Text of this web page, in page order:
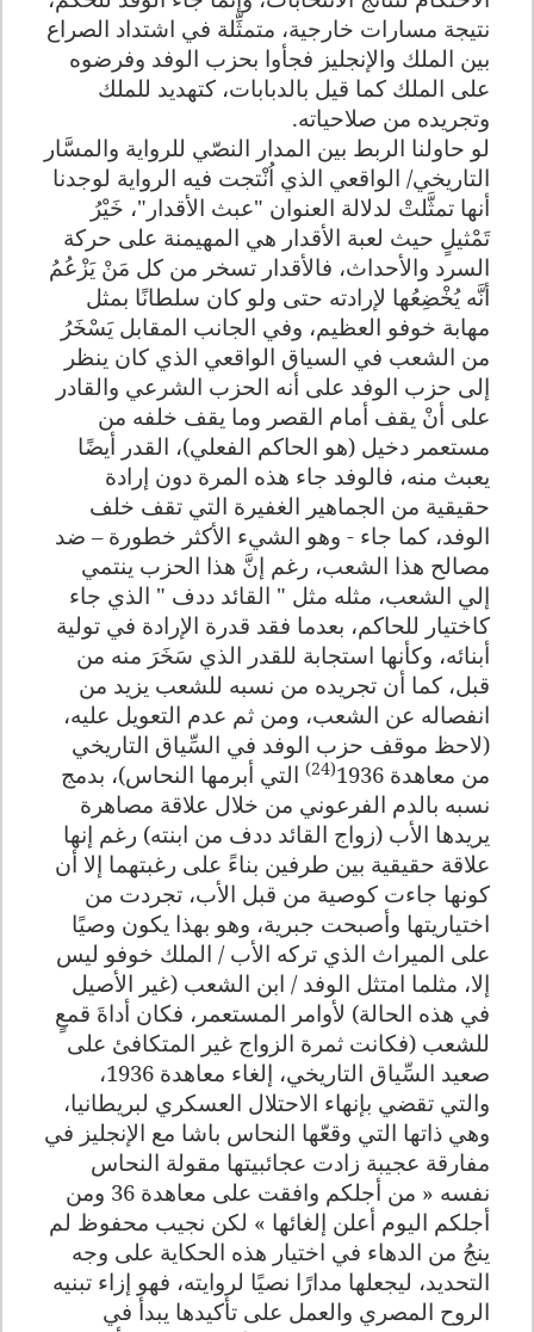
نتيجة مسارات خارجية، متمثِّلة في اشتداد الصراع
بين الملك والإنجليز فجأوا بحزب الوفد وفرضوه
على الملك كما قيل بالدبابات، كتهديد للملك
وتجريده من صلاحياته.
لو حاولنا الربط بين المدار النصّي للرواية والمسَّار
التاريخي/ الواقعي الذي اُنْتجت فيه الرواية لوجدنا
أنها تمثَّلتْ لدلالة العنوان "عبث الأقدار"، خَيْرُ
تَمْثيلٍ حيث لعبة الأقدار هي المهيمنة على حركة
السرد والأحداث، فالأقدار تسخر من كل مَنْ يَزْعُمُ
أنَّه يُخْضِعُها لإرادته حتى ولو كان سلطانًا بمثل
مهابة خوفو العظيم، وفي الجانب المقابل يَسْخَرُ
من الشعب في السياق الواقعي الذي كان ينظر
إلى حزب الوفد على أنه الحزب الشرعي والقادر
على أنْ يقف أمام القصر وما يقف خلفه من
مستعمر دخيل (هو الحاكم الفعلي)، القدر أيضًا
يعبث منه، فالوفد جاء هذه المرة دون إرادة
حقيقية من الجماهير الغفيرة التي تقف خلف
الوفد، كما جاء - وهو الشيء الأكثر خطورة – ضد
مصالح هذا الشعب، رغم إنَّ هذا الحزب ينتمي
إلي الشعب، مثله مثل " القائد ددف " الذي جاء
كاختيار للحاكم، بعدما فقد قدرة الإرادة في تولية
أبنائه، وكأنها استجابة للقدر الذي سَخَرَ منه من
قبل، كما أن تجريده من نسبه للشعب يزيد من
انفصاله عن الشعب، ومن ثم عدم التعويل عليه،
(لاحظ موقف حزب الوفد في السِّياق التاريخي
من معاهدة 1936
(24)
التي أبرمها النحاس)، بدمج
نسبه بالدم الفرعوني من خلال علاقة مصاهرة
يريدها الأب (زواج القائد ددف من ابنته) رغم إنها
علاقة حقيقية بين طرفين بناءً على رغبتهما إلا أن
كونها جاءت كوصية من قبل الأب، تجردت من
اختياريتها وأصبحت جبرية، وهو بهذا يكون وصيًا
على الميراث الذي تركه الأب / الملك خوفو ليس
إلا، مثلما امتثل الوفد / ابن الشعب (غير الأصيل
في هذه الحالة) لأوامر المستعمر، فكان أداةَ قمعٍ
للشعب (فكانت ثمرة الزواج غير المتكافئ على
صعيد السِّياق التاريخي، إلغاء معاهدة 1936،
والتي تقضي بإنهاء الاحتلال العسكري لبريطانيا،
وهي ذاتها التي وقعّها النحاس باشا مع الإنجليز في
مفارقة عجيبة زادت عجائبيتها مقولة النحاس
نفسه « من أجلكم وافقت على معاهدة 36 ومن
أجلكم اليوم أعلن إلغائها » لكن نجيب محفوظ لم
ينجُ من الدهاء في اختيار هذه الحكاية على وجه
التحديد، ليجعلها مدارًا نصيًا لروايته، فهو إزاء تبنيه
الروح المصري والعمل على تأكيدها يبدأ في